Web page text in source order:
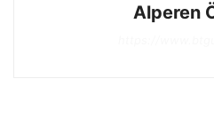
Alperen